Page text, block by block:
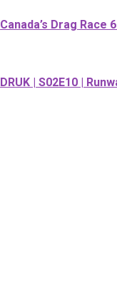
Canada’s Drag Race
DRUK | S02E10 |